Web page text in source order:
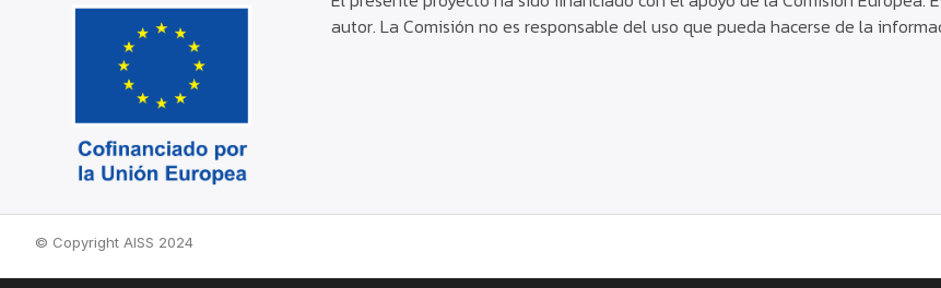
autor. La Comisión no es responsable del uso que pueda hacerse de la
© Copyright AISS 2024